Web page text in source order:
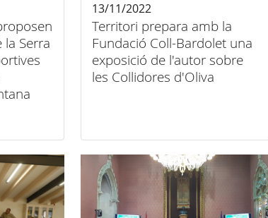
Serra
Territori prepara amb la
Fundació Coll-Bardolet una
exposició de l'autor sobre
les Collidores d'Oliva
13/11/2022